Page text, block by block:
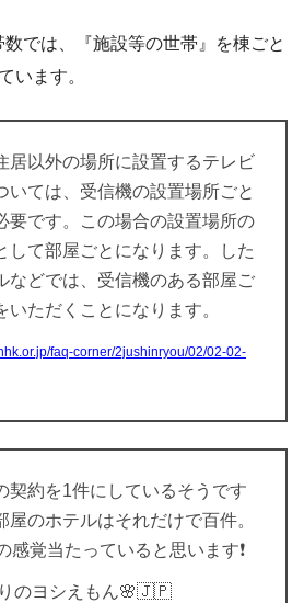
では、『施設等の世帯』を棟ごと
います。
居以外の場所に設置するテレビ
いては、受信機の設置場所ごと
要です。この場合の設置場所の
して部屋ごとになります。した
などでは、受信機のある部屋ご
いただくことになります。
faq-corner/2jushinryou/02/02-02-
契約を1件にしているそうです
屋のホテルはそれだけで百件。
感覚当たっていると思います❗️
のヨシえもん🌸🇯🇵